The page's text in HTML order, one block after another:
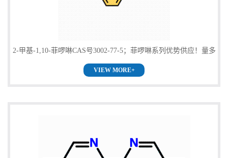
2-甲基-1,10-菲啰啉CAS号3002-77-5；菲啰啉系列优势供应！量多
优惠！欢迎咨询！
VIEW MORE+